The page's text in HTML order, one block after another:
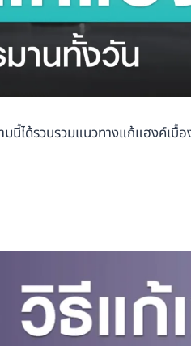
มนี้ได้รวบรวมแนวทางแก้แฮงค์เ